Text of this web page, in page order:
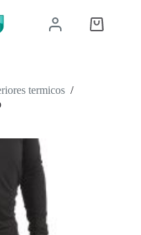
Carro
de
termicos /